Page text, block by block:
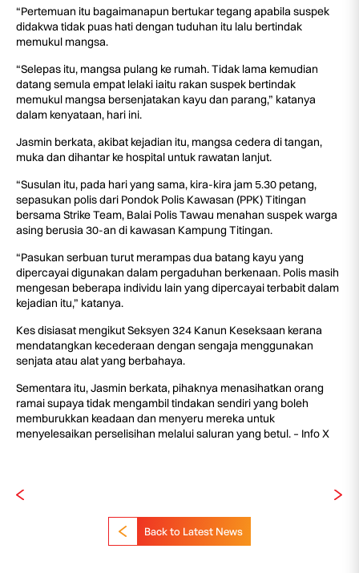
“Pertemuan itu bagaimanapun bertukar tegang apabila suspek
didakwa tidak puas hati dengan tuduhan itu lalu bertindak
memukul mangsa.
“Selepas itu, mangsa pulang ke rumah. Tidak lama kemudian
datang semula empat lelaki iaitu rakan suspek bertindak
memukul mangsa bersenjatakan kayu dan parang,” katanya
dalam kenyataan, hari ini.
Jasmin berkata, akibat kejadian itu, mangsa cedera di tangan,
muka dan dihantar ke hospital untuk rawatan lanjut.
“Susulan itu, pada hari yang sama, kira-kira jam 5.30 petang,
sepasukan polis dari Pondok Polis Kawasan (PPK) Titingan
bersama Strike Team, Balai Polis Tawau menahan suspek warga
asing berusia 30-an di kawasan Kampung Titingan.
“Pasukan serbuan turut merampas dua batang kayu yang
dipercayai digunakan dalam pergaduhan berkenaan. Polis masih
mengesan beberapa individu lain yang dipercayai terbabit dalam
kejadian itu,” katanya.
Kes disiasat mengikut Seksyen 324 Kanun Keseksaan kerana
mendatangkan kecederaan dengan sengaja menggunakan
senjata atau alat yang berbahaya.
Sementara itu, Jasmin berkata, pihaknya menasihatkan orang
ramai supaya tidak mengambil tindakan sendiri yang boleh
memburukkan keadaan dan menyeru mereka untuk
menyelesaikan perselisihan melalui saluran yang betul. – Info X
Back to Latest News